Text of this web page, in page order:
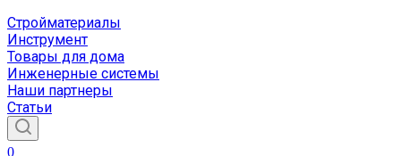
Стройматериалы
Инструмент
Товары для дома
Инженерные системы
Наши партнеры
Статьи
0